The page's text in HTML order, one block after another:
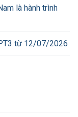
là hành trình
từ 12/07/2026